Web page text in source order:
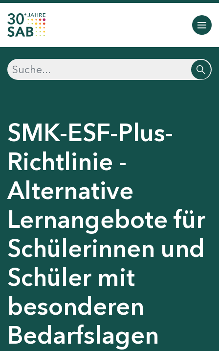
SMK-ESF-Plus-
Richtlinie -
Alternative
Lernangebote für
Schülerinnen und
Schüler mit
besonderen
Bedarfslagen